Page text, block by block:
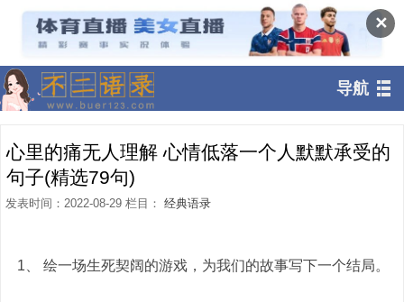
✕
导航
心里的痛无人理解 心情低落一个人默默承受的
句子(精选79句)
发表时间：2022-08-29 栏目： 经典语录
1、 绘一场生死契阔的游戏，为我们的故事写下一个结局。